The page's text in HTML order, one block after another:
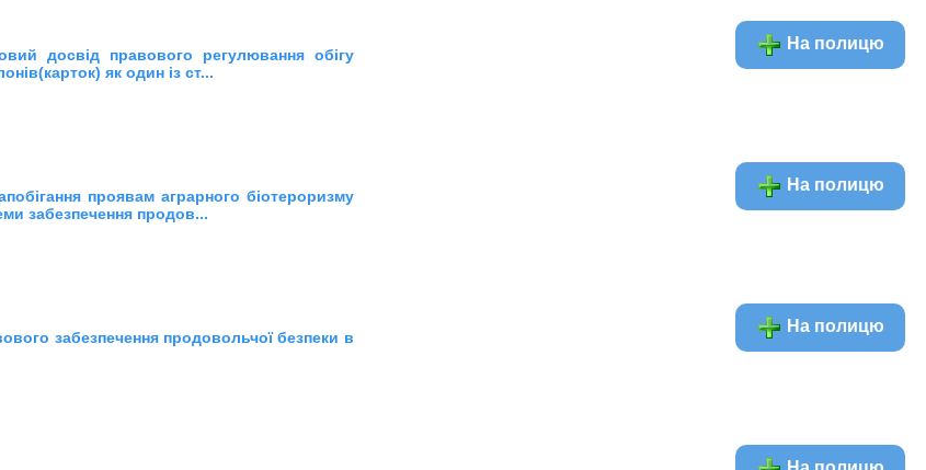
досвід правового регулювання обігу
як один із ст...
На полицю
проявам аграрного біотероризму
забезпечення продов...
На полицю
забезпечення продовольчої безпеки в
На полицю